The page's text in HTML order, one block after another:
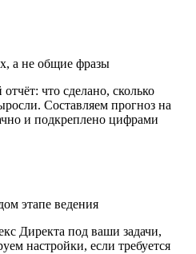
а не общие фразы
что сделано, сколько
Составляем прогноз на
и подкреплено цифрами
этапе ведения
Директа под ваши задачи,
настройки, если требуется